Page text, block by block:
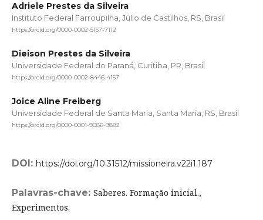
Adriele Prestes da Silveira
Instituto Federal Farroupilha, Júlio de Castilhos, RS, Brasil
https://orcid.org/0000-0002-5157-7112
Dieison Prestes da Silveira
Universidade Federal do Paraná, Curitiba, PR, Brasil
https://orcid.org/0000-0002-8446-4157
Joice Aline Freiberg
Universidade Federal de Santa Maria, Santa Maria, RS, Brasil
https://orcid.org/0000-0001-9086-9882
DOI: https://doi.org/10.31512/missioneira.v22i1.187
Palavras-chave: Saberes. Formação inicial.,
Experimentos.